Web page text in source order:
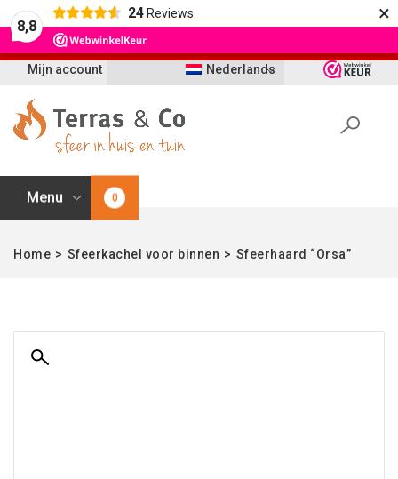
8,8
24 Reviews ×
Nederlands
Mijn account
Menu 0
Home > Sfeerkachel voor binnen > Sfeerhaard “Orsa”
Let op: t/m 21 augustus worden bestellingen
vertraagd geleverd i.v.m. vakantie